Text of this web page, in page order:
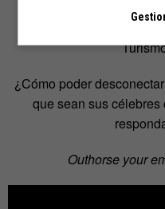
Una muy singular
¿Cómo poder
que sean sus
Outhorse your